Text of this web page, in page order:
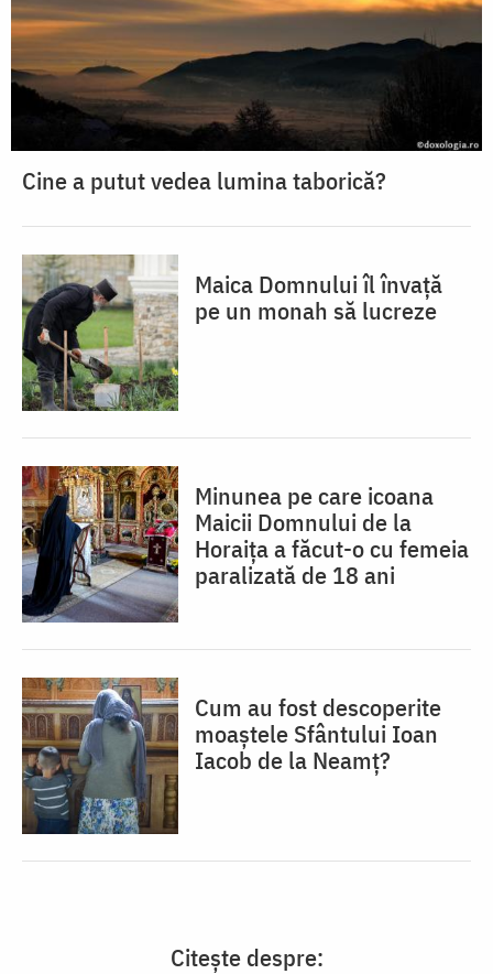
Cine a putut vedea lumina taborică?
Maica Domnului îl învață
pe un monah să lucreze
Minunea pe care icoana
Maicii Domnului de la
Horaița a făcut-o cu femeia
paralizată de 18 ani
Cum au fost descoperite
moaștele Sfântului Ioan
Iacob de la Neamț?
Citește despre: